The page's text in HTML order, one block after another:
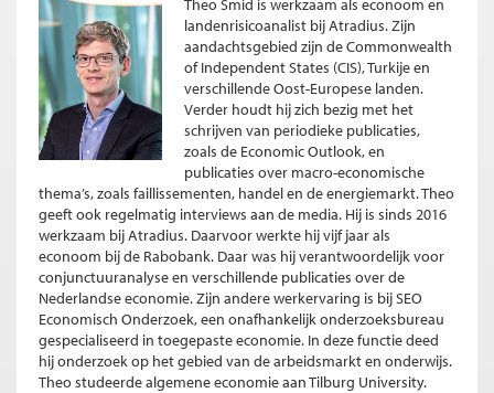
Theo Smid is werkzaam als econoom en
landenrisicoanalist bij Atradius. Zijn
aandachtsgebied zijn de Commonwealth
of Independent States (CIS), Turkije en
verschillende Oost-Europese landen.
Verder houdt hij zich bezig met het
schrijven van periodieke publicaties,
zoals de Economic Outlook, en
publicaties over macro-economische
thema’s, zoals faillissementen, handel en de energiemarkt. Theo
geeft ook regelmatig interviews aan de media. Hij is sinds 2016
werkzaam bij Atradius. Daarvoor werkte hij vijf jaar als
econoom bij de Rabobank. Daar was hij verantwoordelijk voor
conjunctuuranalyse en verschillende publicaties over de
Nederlandse economie. Zijn andere werkervaring is bij SEO
Economisch Onderzoek, een onafhankelijk onderzoeksbureau
gespecialiseerd in toegepaste economie. In deze functie deed
hij onderzoek op het gebied van de arbeidsmarkt en onderwijs.
Theo studeerde algemene economie aan Tilburg University.